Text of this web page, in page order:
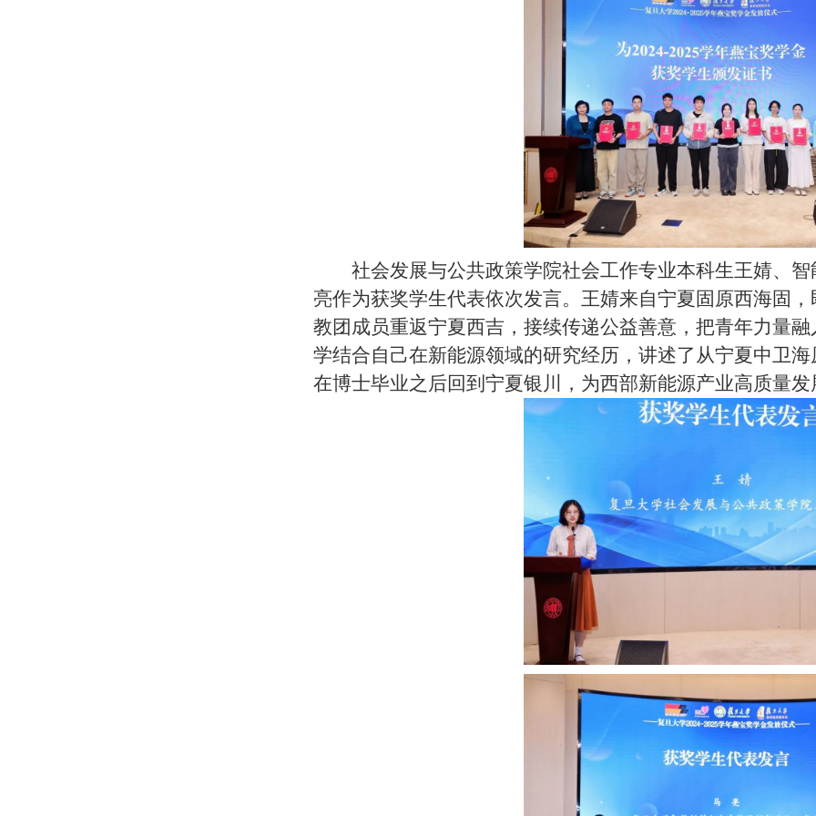
社会发展与公共政策学院社会工作专业本科生王婧、
亮作为获奖学生代表依次发言。王婧来自宁夏固原西海固
教团成员重返宁夏西吉，接续传递公益善意，把青年力量
学结合自己在新能源领域的研究经历，讲述了从宁夏中卫
在博士毕业之后回到宁夏银川，为西部新能源产业高质量